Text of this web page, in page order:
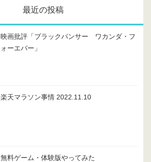
最近の投稿
映画批評「ブラックパンサー ワカンダ・フ
ォーエバー」
楽天マラソン事情 2022.11.10
無料ゲーム・体験版やってみた